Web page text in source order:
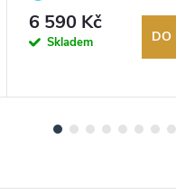
Autorizovaný prodejce.
6 590 Kč
Skladem DO